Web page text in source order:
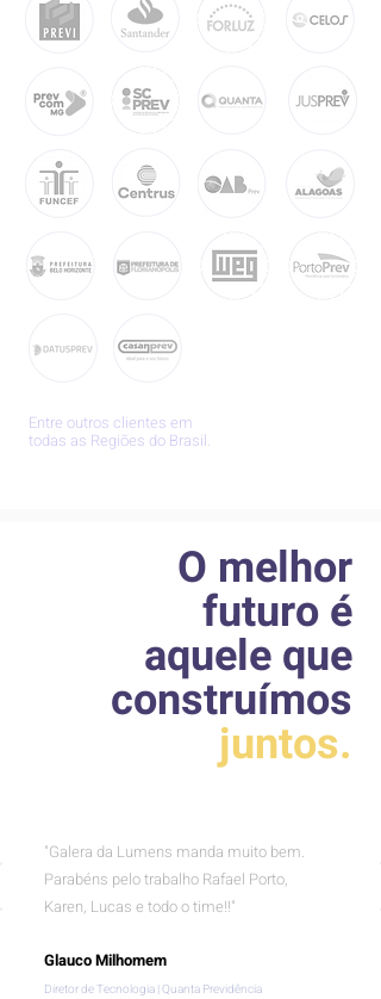
Entre outros clientes em
todas as Regiões do Brasil.
"Galera da Lumens manda muito bem.
Parabéns pelo trabalho Rafael Porto,
Karen, Lucas e todo o time!!"
Glauco Milhomem
Diretor de Tecnologia | Quanta Previdência
O melhor
futuro é
aquele que
construímos
juntos.